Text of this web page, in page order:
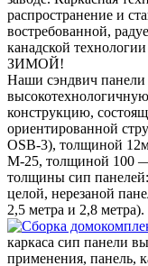
распространение и
востребованной,
канадской
ЗИМОЙ!
Наши сэндвич панели
конструкцию,
ориентированной
OSB-3), толщиной
М-25, толщиной 100 —
толщины сип
целой, нерезаной
2,5 метра и 2,8 метра).
каркаса сип панели
применения, панель,